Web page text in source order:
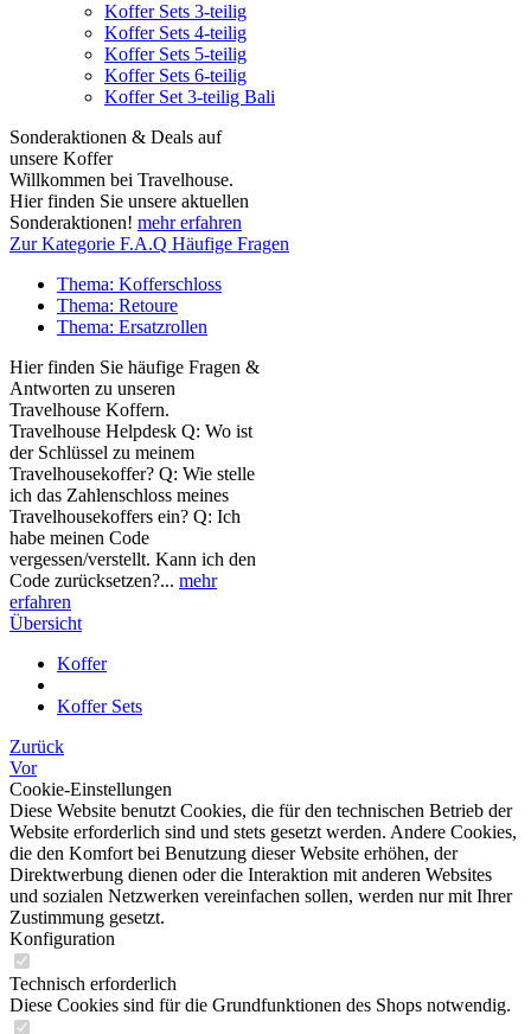
Koffer Sets 3-teilig
Koffer Sets 4-teilig
Koffer Sets 5-teilig
Koffer Sets 6-teilig
Koffer Set 3-teilig Bali
Sonderaktionen & Deals auf
unsere Koffer
Willkommen bei Travelhouse.
Hier finden Sie unsere aktuellen
Sonderaktionen! mehr erfahren
Zur Kategorie F.A.Q Häufige Fragen
Thema: Kofferschloss
Thema: Retoure
Thema: Ersatzrollen
Hier finden Sie häufige Fragen &
Antworten zu unseren
Travelhouse Koffern.
Travelhouse Helpdesk Q: Wo ist
der Schlüssel zu meinem
Travelhousekoffer? Q: Wie stelle
ich das Zahlenschloss meines
Travelhousekoffers ein? Q: Ich
habe meinen Code
vergessen/verstellt. Kann ich den
Code zurücksetzen?... mehr
erfahren
Übersicht
Koffer
Koffer Sets
Zurück
Vor
Cookie-Einstellungen
Diese Website benutzt Cookies, die für den technischen Betrieb der
Website erforderlich sind und stets gesetzt werden. Andere Cookies,
die den Komfort bei Benutzung dieser Website erhöhen, der
Direktwerbung dienen oder die Interaktion mit anderen Websites
und sozialen Netzwerken vereinfachen sollen, werden nur mit Ihrer
Zustimmung gesetzt.
Konfiguration
Technisch erforderlich
Diese Cookies sind für die Grundfunktionen des Shops notwendig.